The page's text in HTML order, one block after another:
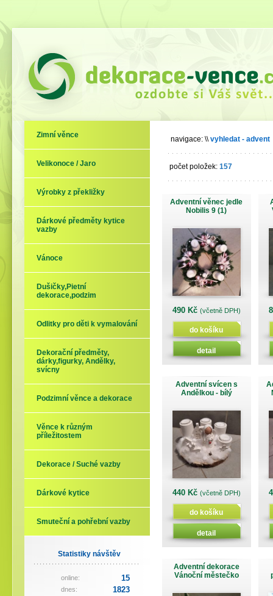
Zimní věnce
Velikonoce / Jaro
Výrobky z překližky
Dárkové předměty kytice
vazby
Vánoce
Dušičky,Pietní
dekorace,podzim
Odlitky pro děti k vymalování
Dekorační předměty,
dárky,figurky, Andělky,
svícny
Podzimní věnce a dekorace
Věnce k různým
příležitostem
Dekorace / Suché vazby
Dárkové kytice
Smuteční a pohřební vazby
Statistiky návštěv
online: 15
dnes: 1823
navigace: \\vyhledat - advent
počet položek: 157
Adventní věnec jedle
Nobilis 9 (1)
490 Kč (včetně DPH)
do košíku
detail
Adventní svícen s
Andělkou - bílý
440 Kč (včetně DPH)
do košíku
detail
Adventní dekorace
Vánoční městečko